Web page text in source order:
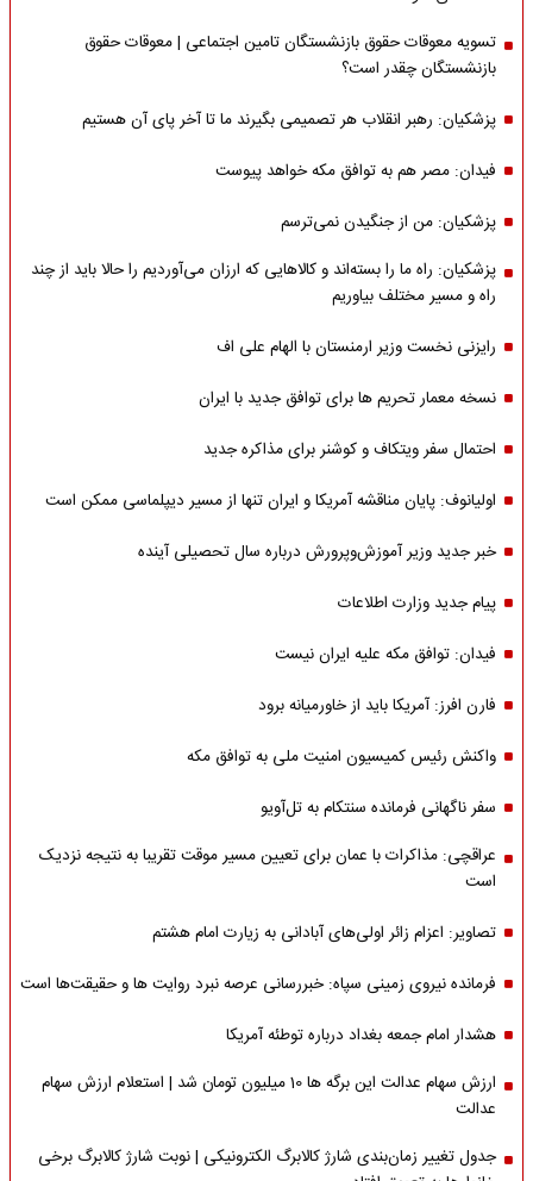
تسویه معوقات حقوق بازنشستگان تامین اجتماعی | معوقات حقوق
بازنشستگان چقدر است؟
پزشکیان: رهبر انقلاب هر تصمیمی بگیرند ما تا آخر پای آن هستیم
فیدان: مصر هم به توافق مکه خواهد پیوست
پزشکیان: من از جنگیدن نمی‌ترسم
پزشکیان: راه ما را بسته‌اند و کالاهایی که ارزان می‌آوردیم را حالا باید از چند
راه و مسیر مختلف بیاوریم
رایزنی نخست وزیر ارمنستان با الهام علی اف
نسخه معمار تحریم ها برای توافق جدید با ایران
احتمال سفر ویتکاف و کوشنر برای مذاکره جدید
اولیانوف: پایان مناقشه آمریکا و ایران تنها از مسیر دیپلماسی ممکن است
خبر جدید وزیر آموزش‌وپرورش درباره سال تحصیلی آینده
پیام جدید وزارت اطلاعات
فیدان: توافق مکه علیه ایران نیست
فارن افرز: آمریکا باید از خاورمیانه برود
واکنش رئیس کمیسیون امنیت ملی به توافق مکه
سفر ناگهانی فرمانده سنتکام به تل‌آویو
عراقچی: مذاکرات با عمان برای تعیین مسیر موقت تقریبا به نتیجه نزدیک
است
تصاویر: اعزام زائر اولی‌های آبادانی به زیارت امام هشتم
فرمانده نیروی زمینی سپاه: خبررسانی عرصه نبرد روایت ها و حقیقت‌ها است
هشدار امام جمعه بغداد درباره توطئه آمریکا
ارزش سهام عدالت این برگه ها 10 میلیون تومان شد | استعلام ارزش سهام
عدالت
جدول تغییر زمان‌بندی شارژ کالابرگ الکترونیکی | نوبت شارژ کالابرگ برخی